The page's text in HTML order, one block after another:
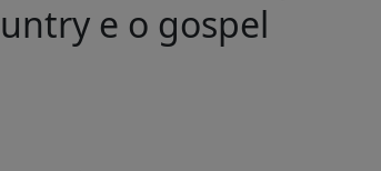
e o gospel